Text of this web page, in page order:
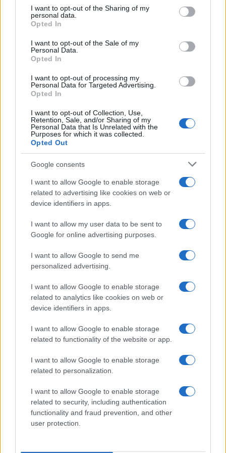
not limited to your visit or usage behaviour. You may click to
grant or deny consent to Google and its third-party tags to
use your data for below specified purposes in below Google
consent section.
I want to opt-out of the Sharing of my
personal data.
Opted In
I want to opt-out of the Sale of my
Personal Data.
Opted In
I want to opt-out of processing my
Personal Data for Targeted Advertising.
Opted In
I want to opt-out of Collection, Use,
Retention, Sale, and/or Sharing of my
Personal Data that Is Unrelated with the
Purposes for which it was collected.
Opted Out
Google consents
I want to allow Google to enable storage
related to advertising like cookies on web or
device identifiers in apps.
I want to allow my user data to be sent to
Google for online advertising purposes.
I want to allow Google to send me
personalized advertising.
I want to allow Google to enable storage
related to analytics like cookies on web or
device identifiers in apps.
I want to allow Google to enable storage
related to functionality of the website or app.
I want to allow Google to enable storage
related to personalization.
I want to allow Google to enable storage
related to security, including authentication
functionality and fraud prevention, and other
user protection.
érdekében.”
Az elfogadott dokumentum hangsúlyozza,
hogy
„a zsidó kultúra az európai
kultúra szerves része, és hogy a
zsidó kulturális örökséget védeni
kell az EU városaiban és
régióiban, illetve oly módon kell
népszerűsíteni, hogy az arra
ösztönözze az európaiakat, hogy
a zsidó kulturális örökséget az
fontos részének tekintsék és
ekként értékeljék. Fel kell hívni a
figyelmet a zsidó élet évezredes
számtalan fontos hozzájárulásra,
amelyekkel a zsidó vallású vagy
társadalmunkat és kultúránkat
Ugyancsak fontos megállapítása a testület
által megszavazott előterjesztésnek, hogy
egyetértenek azzal, hogy „a Nemzetközi
Holokauszt Emlékezési Szövetség (IHRA)